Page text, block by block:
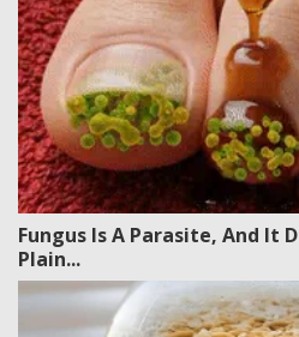
Fungus Is A Parasite, And It
Plain...